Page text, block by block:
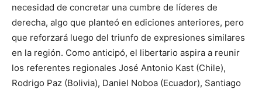
necesidad de concretar una cumbre de líderes de
derecha, algo que planteó en ediciones anteriores, pero
que reforzará luego del triunfo de expresiones similares
en la región. Como anticipó, el libertario aspira a reunir
los referentes regionales José Antonio Kast (Chile),
Rodrigo Paz (Bolivia), Daniel Noboa (Ecuador), Santiago